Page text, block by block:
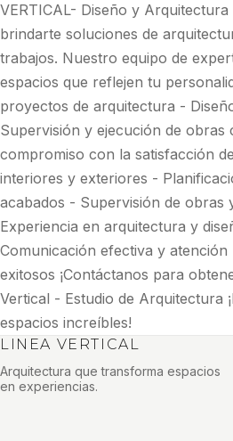
VERTICAL- Diseño y
brindarte soluciones de
trabajos. Nuestro equipo de
espacios que reflejen tu
proyectos de arquitectura -
Supervisión y ejecución de
compromiso con la satisfacción
interiores y exteriores -
acabados - Supervisión de obras
Experiencia en arquitectura y
Comunicación efectiva y
exitosos ¡Contáctanos para
Vertical - Estudio de Arquitectura
espacios increíbles!
LINEA VERTICAL
Arquitectura que transforma espacios
en experiencias.